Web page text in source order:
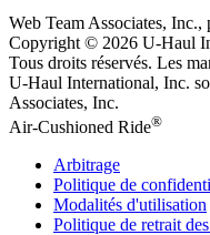
Web Team Associates,
Copyright © 2026 U-Haul
Tous droits réservés. Les
U-Haul International, Inc.
Associates, Inc.
Air-Cushioned Ride®
Arbitrage
Politique de
Modalités d'utilisation
Politique de retrait